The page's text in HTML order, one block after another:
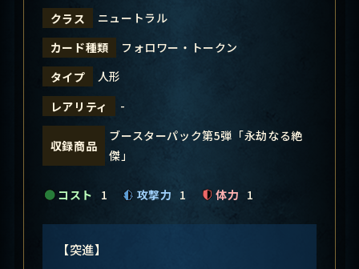
クラス
ニュートラル
カード種類
フォロワー・トークン
タイプ
人形
レアリティ
-
収録商品
ブースターパック第5弾「永劫なる絶
傑」
コスト 1 攻撃力 1 体力 1
【突進】